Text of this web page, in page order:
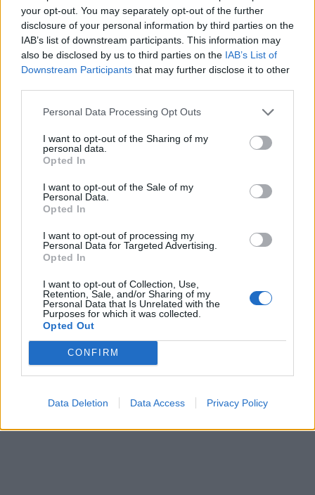
your opt-out. You may separately opt-out of the further
disclosure of your personal information by third parties on the
IAB’s list of downstream participants. This information may
also be disclosed by us to third parties on the IAB’s List of
Downstream Participants that may further disclose it to other
Personal Data Processing Opt Outs
I want to opt-out of the Sharing of my
personal data.
Opted In
I want to opt-out of the Sale of my
Personal Data.
Opted In
I want to opt-out of processing my
Personal Data for Targeted Advertising.
Opted In
I want to opt-out of Collection, Use,
Retention, Sale, and/or Sharing of my
Personal Data that Is Unrelated with the
Purposes for which it was collected.
Opted Out
CONFIRM
Data Deletion Data Access Privacy Policy
In evidenza